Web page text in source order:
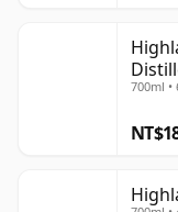
700ml •